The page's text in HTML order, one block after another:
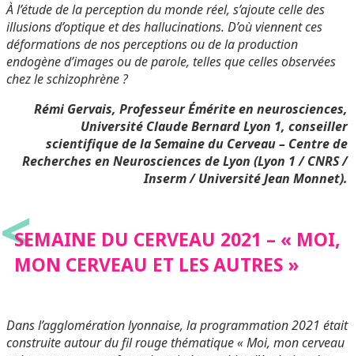
À l’étude de la perception du monde réel, s’ajoute celle des
illusions d’optique et des hallucinations. D’où viennent ces
déformations de nos perceptions ou de la production
endogène d’images ou de parole, telles que celles observées
chez le schizophrène ?
Rémi Gervais, Professeur Émérite en neurosciences,
Université Claude Bernard Lyon 1, conseiller
scientifique de la Semaine du Cerveau – Centre de
Recherches en Neurosciences de Lyon (Lyon 1 / CNRS /
Inserm / Université Jean Monnet).
<
SEMAINE DU CERVEAU 2021 – « MOI,
MON CERVEAU ET LES AUTRES »
Dans l’agglomération lyonnaise, la programmation 2021 était
construite autour du fil rouge thématique « Moi, mon cerveau